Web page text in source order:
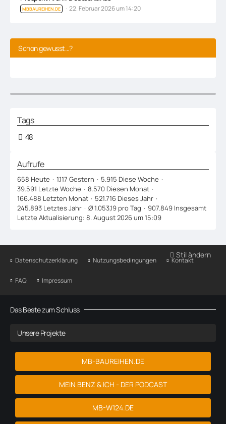
MBBAUREIHEN.DE 22. Februar 2026 um 14:20
Schon gewusst…?
Tags
48
Aufrufe
658 Heute 1.117 Gestern
5.915 Diese Woche
39.591 Letzte Woche
8.570 Diesen Monat
166.488 Letzten Monat
521.716 Dieses Jahr
245.893 Letztes Jahr
Ø 1.053,19 pro Tag
907.849 Insgesamt
Letzte Aktualisierung: 8. August 2026 um 15:09
Stil ändern
Datenschutzerklärung Nutzungsbedingungen Kontakt
FAQ Impressum
Das Beste zum Schluss
Unsere Projekte
MB-BAUREIHEN.DE
MEIN BENZ & ICH - DER PODCAST
MB-W124.DE